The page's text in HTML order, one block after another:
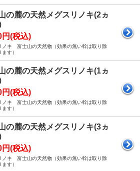
の麓の天然メグスリノキ(2ヵ
円(税込)
ノキ 富士山の天然物（効果の無い幹は取り除
す）
の麓の天然メグスリノキ(1ヵ
円(税込)
ノキ 富士山の天然物（効果の無い幹は取り除
す）
の麓の天然メグスリノキ(3ヵ
円(税込)
ノキ 富士山の天然物（効果の無い幹は取り除
す）